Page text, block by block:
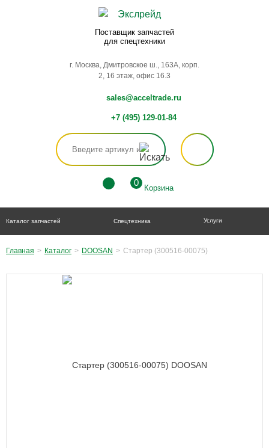
Поставщик запчастей
для спецтехники
г. Москва, Дмитровское ш., 163А, корп.
2, 16 этаж, офис 16.3
sales@acceltrade.ru
+7 (495) 129-01-84
0
Корзина
Каталог запчастей Спецтехника Услуги
Главная > Каталог > DOOSAN > Стартер (300516-00075)